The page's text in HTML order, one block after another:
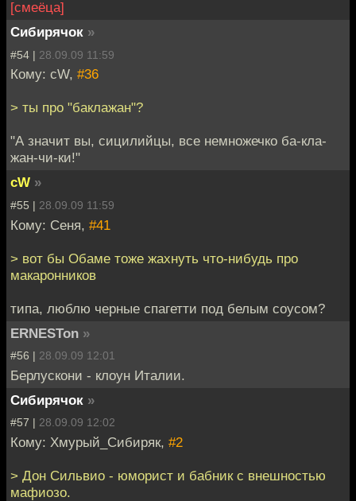
[смеёца]
Сибирячок »
#54 | 28.09.09 11:59
Кому: cW, #36
> ты про "баклажан"?
"А значит вы, сицилийцы, все немножечко ба-кла-
жан-чи-ки!"
cW »
#55 | 28.09.09 11:59
Кому: Сеня, #41
> вот бы Обаме тоже жахнуть что-нибудь про
макаронников
типа, люблю черные спагетти под белым соусом?
ERNESTon »
#56 | 28.09.09 12:01
Берлускони - клоун Италии.
Сибирячок »
#57 | 28.09.09 12:02
Кому: Хмурый_Сибиряк, #2
> Дон Сильвио - юморист и бабник с внешностью
мафиозо.